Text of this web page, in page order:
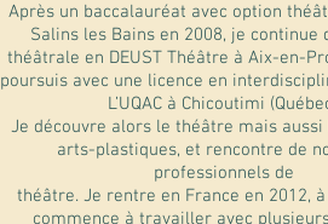
Après un baccalauréat avec option
Salins les Bains en 2008, je continue
théâtrale en DEUST Théâtre à Aix-en-
poursuis avec une licence en
L’UQAC à Chicoutimi
Je découvre alors le théâtre mais
arts-plastiques, et rencontre de
professionnels de
théâtre. Je rentre en France en 2012,
commence à travailler avec